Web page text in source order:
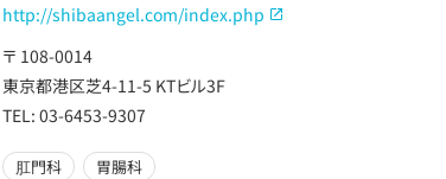
http://shibaangel.com/index.php
〒 108-0014
東京都港区芝4-11-5 KTビル3F
TEL: 03-6453-9307
肛門科 胃腸科